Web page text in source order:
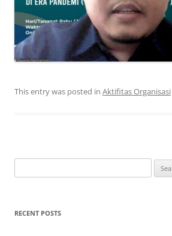
This entry was posted in Aktifitas Organisasi
for:
RECENT POSTS